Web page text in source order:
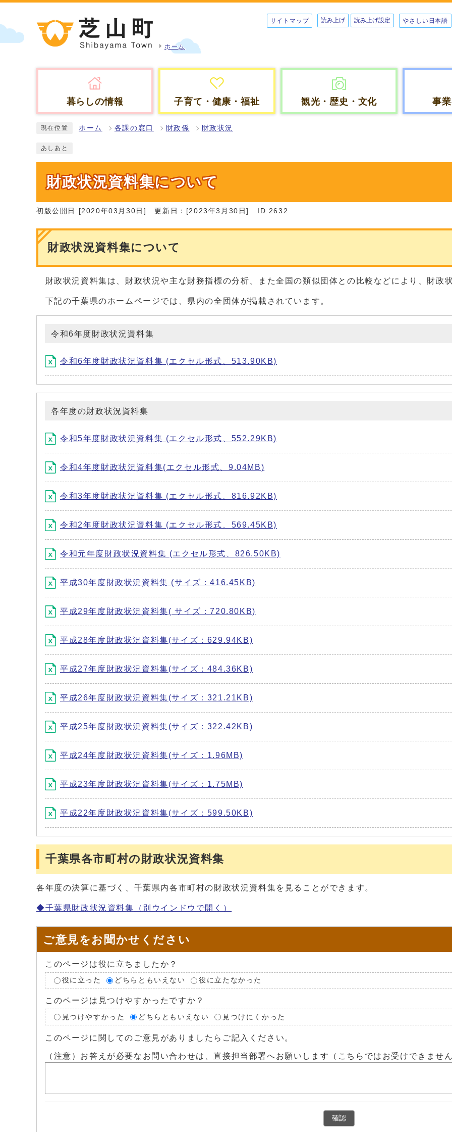
ホーム
サイトマップ 読み上げ 読み上げ設定 やさしい日本語
暮らしの情報 子育て・健康・福祉 観光・歴史・文化 事
現在位置 ホーム 各課の窓口 財政係 財政状況
あしあと
財政状況資料集について
初版公開日:[2020年03月30日] 更新日：[2023年3月30日] ID:2632
財政状況資料集について
財政状況資料集は、財政状況や主な財務指標の分析、また全国の類似団体との比較などにより、財政
下記の千葉県のホームページでは、県内の全団体が掲載されています。
令和6年度財政状況資料集
令和6年度財政状況資料集 (エクセル形式、513.90KB)
各年度の財政状況資料集
令和5年度財政状況資料集 (エクセル形式、552.29KB)
令和4年度財政状況資料集(エクセル形式、9.04MB)
令和3年度財政状況資料集 (エクセル形式、816.92KB)
令和2年度財政状況資料集 (エクセル形式、569.45KB)
令和元年度財政状況資料集 (エクセル形式、826.50KB)
平成30年度財政状況資料集 (サイズ：416.45KB)
平成29年度財政状況資料集( サイズ：720.80KB)
平成28年度財政状況資料集(サイズ：629.94KB)
平成27年度財政状況資料集(サイズ：484.36KB)
平成26年度財政状況資料集(サイズ：321.21KB)
平成25年度財政状況資料集(サイズ：322.42KB)
平成24年度財政状況資料集(サイズ：1.96MB)
平成23年度財政状況資料集(サイズ：1.75MB)
平成22年度財政状況資料集(サイズ：599.50KB)
千葉県各市町村の財政状況資料集
各年度の決算に基づく、千葉県内各市町村の財政状況資料集を見ることができます。
◆千葉県財政状況資料集 （別ウインドウで開く）
ご意見をお聞かせください
このページは役に立ちましたか？
役に立った どちらともいえない 役に立たなかった
このページは見つけやすかったですか？
見つけやすかった どちらともいえない 見つけにくかった
このページに関してのご意見がありましたらご記入ください。
（注意）お答えが必要なお問い合わせは、直接担当部署へお願いします（こちらではお受けできませ
確認